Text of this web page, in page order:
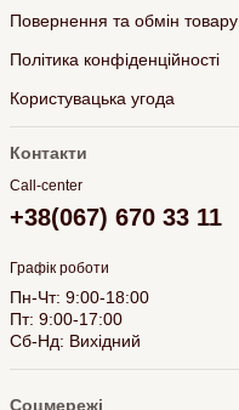
Повернення та обмін товару
Політика конфіденційності
Користувацька угода
Контакти
Call-center
+38(067) 670 33 11
Графік роботи
Пн-Чт: 9:00-18:00
Пт: 9:00-17:00
Сб-Нд: Вихідний
Соцмережі